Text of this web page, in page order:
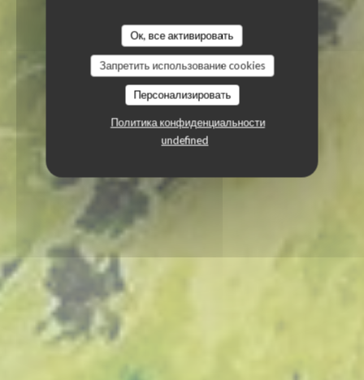
Ок, все активировать
Запретить использование cookies
Персонализировать
Политика конфиденциальности
undefined